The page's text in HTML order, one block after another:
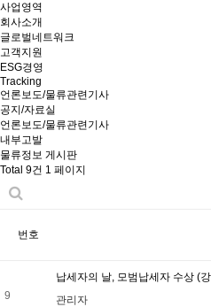
사업영역
회사소개
글로벌네트워크
고객지원
ESG경영
Tracking
언론보도/물류관련기사
공지/자료실
언론보도/물류관련기사
내부고발
물류정보 게시판
Total 9건 1 페이지
번호
9
납세자의 날, 모범납세자 수상 (
관리자